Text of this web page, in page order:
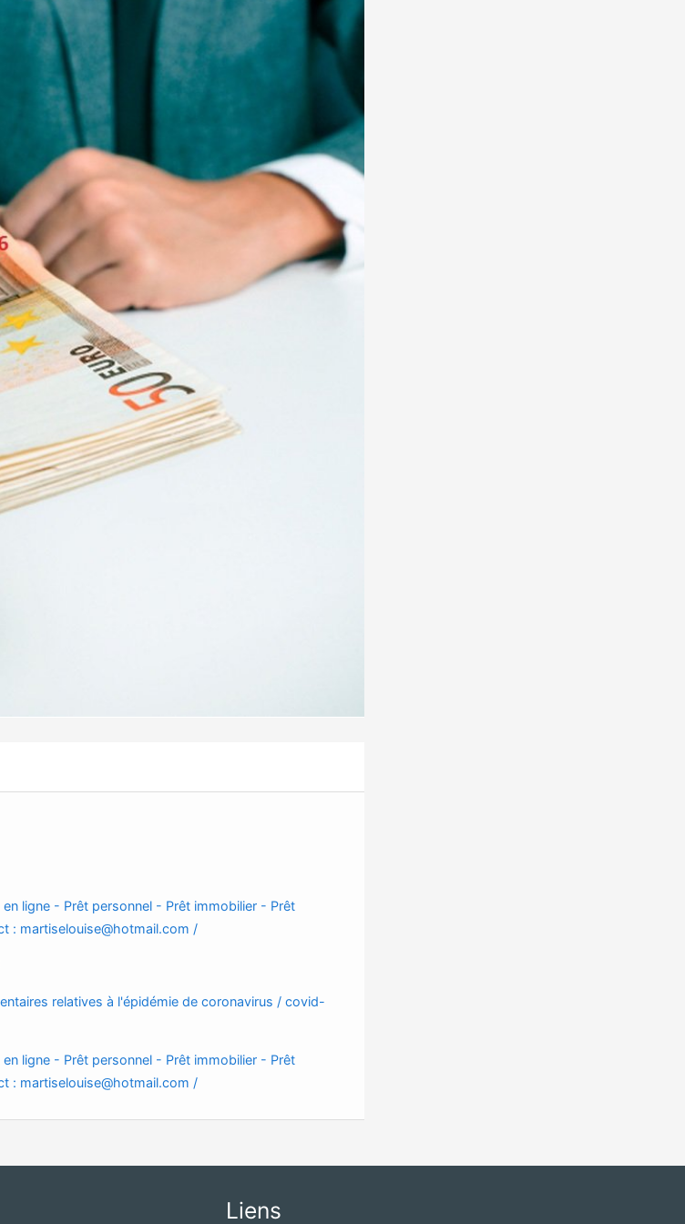
ligne - Prêt personnel - Prêt immobilier - Prêt
: martiselouise@hotmail.com /
relatives à l'épidémie de coronavirus / covid-
ligne - Prêt personnel - Prêt immobilier - Prêt
: martiselouise@hotmail.com /
Liens